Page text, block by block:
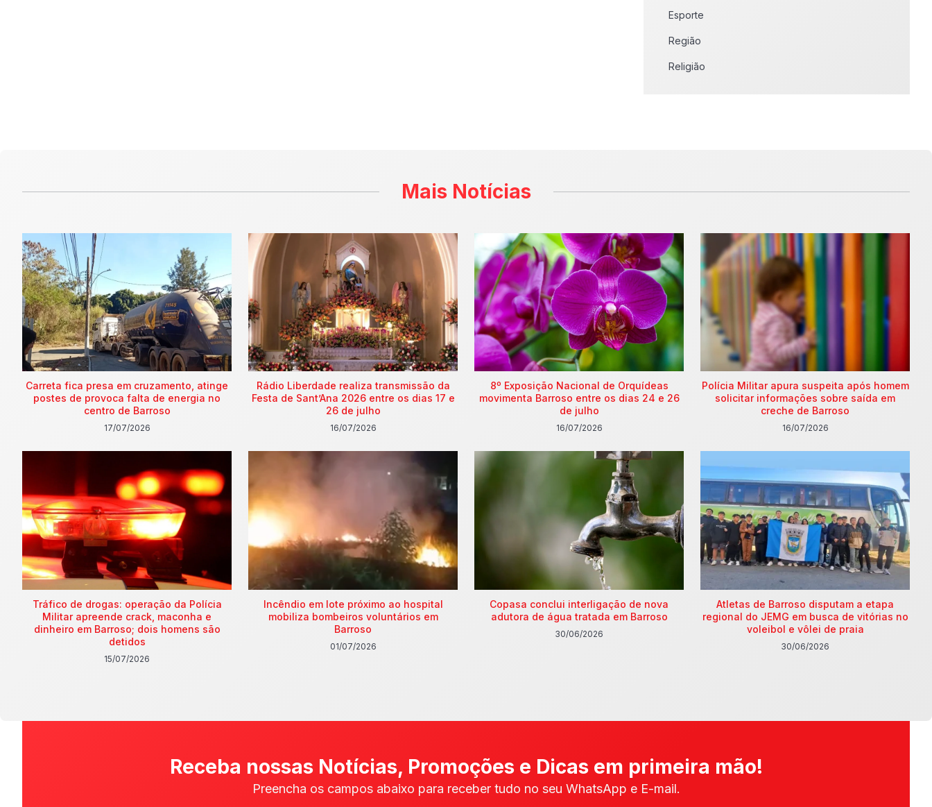
Esporte
Região
Religião
Mais Notícias
Carreta fica presa em cruzamento, atinge
postes de provoca falta de energia no
centro de Barroso
17/07/2026
Rádio Liberdade realiza transmissão da
Festa de Sant’Ana 2026 entre os dias 17 e
26 de julho
16/07/2026
8º Exposição Nacional de Orquídeas
movimenta Barroso entre os dias 24 e 26
de julho
16/07/2026
Polícia Militar apura suspeita após homem
solicitar informações sobre saída em
creche de Barroso
16/07/2026
Tráfico de drogas: operação da Polícia
Militar apreende crack, maconha e
dinheiro em Barroso; dois homens são
detidos
15/07/2026
Incêndio em lote próximo ao hospital
mobiliza bombeiros voluntários em
Barroso
01/07/2026
Copasa conclui interligação de nova
adutora de água tratada em Barroso
30/06/2026
Atletas de Barroso disputam a etapa
regional do JEMG em busca de vitórias no
voleibol e vôlei de praia
30/06/2026
Receba nossas Notícias, Promoções e Dicas em primeira mão!
Preencha os campos abaixo para receber tudo no seu WhatsApp e E-mail.